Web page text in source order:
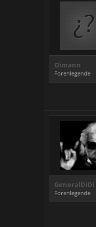
Oimann
Forenlegende
GeneralDiDi
Forenlegende